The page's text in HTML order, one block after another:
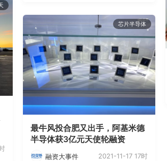
芯片半导体
最牛风投合肥又出手，阿基米德
半导体获3亿元天使轮融资
融资大事件 2021-11-17 17时